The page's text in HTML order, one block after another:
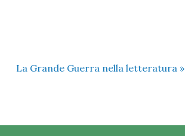
La Grande Guerra nella letteratura »